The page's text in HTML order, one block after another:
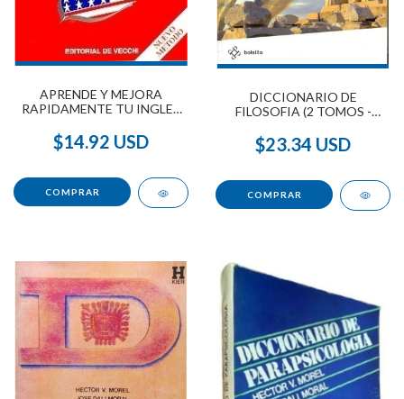
APRENDE Y MEJORA
RAPIDAMENTE TU INGLES
$14.92 USD
DICCIONARIO DE
FILOSOFIA (2 TOMOS -
$23.34 USD